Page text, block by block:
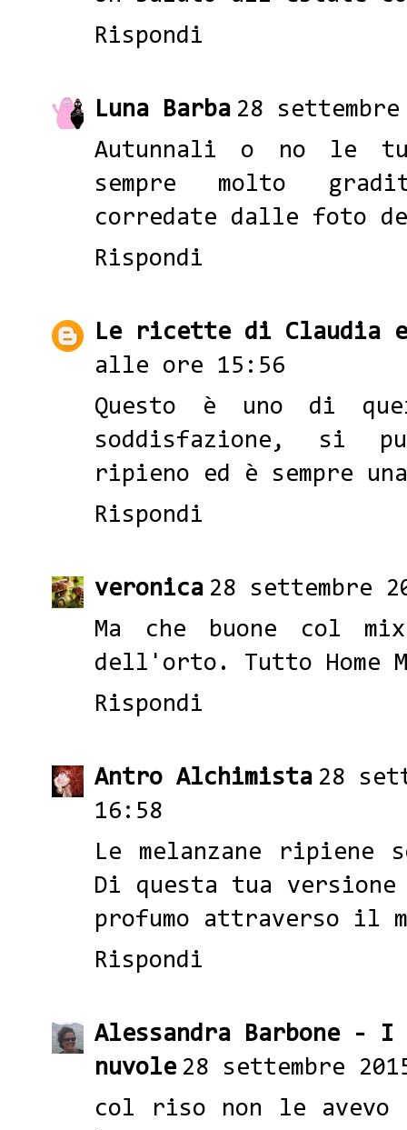
Rispondi
Luna Barba 28
Autunnali o no le
sempre molto
corredate dalle foto
Rispondi
Le ricette di Claudia e
alle ore 15:56
Questo è uno di
soddisfazione, si
ripieno ed è sempre
Rispondi
veronica 28 settembre
Ma che buone col
dell'orto. Tutto Home
Rispondi
Antro Alchimista 28
16:58
Le melanzane ripiene
Di questa tua
profumo attraverso il
Rispondi
Alessandra Barbone -
nuvole 28 settembre
col riso non le avevo